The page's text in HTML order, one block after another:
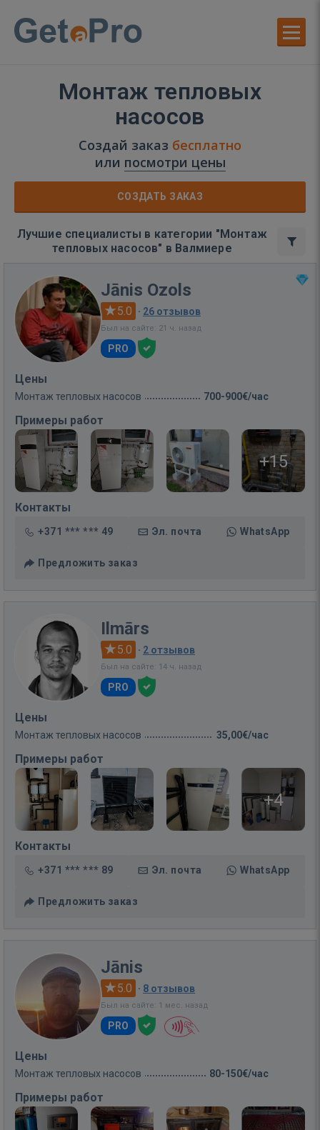
Монтаж тепловых
насосов
Создай заказ бесплатно
или посмотри цены
СОЗДАТЬ ЗАКАЗ
Лучшие специалисты в категории "Монтаж
тепловых насосов" в Валмиере
Jānis Ozols
5.0 · 26 отзывов
Был на сайте: 21 ч. назад
PRO
Цены
Монтаж тепловых насосов 700-900€/час
Примеры работ
+15
Контакты
+371 *** *** 49 Эл. почта WhatsApp
Предложить заказ
Ilmārs
5.0 · 2 отзывов
Был на сайте: 14 ч. назад
PRO
Цены
Монтаж тепловых насосов 35,00€/час
Примеры работ
+4
Контакты
+371 *** *** 89 Эл. почта WhatsApp
Предложить заказ
Jānis
5.0 · 8 отзывов
Был на сайте: 1 мес. назад
PRO
Цены
Монтаж тепловых насосов 80-150€/час
Примеры работ